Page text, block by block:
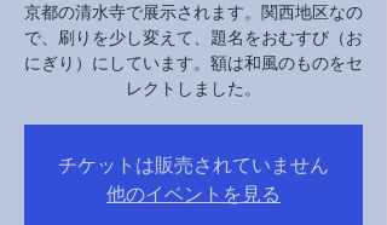
京都の清水寺で展示されます。関西地区なの
で、刷りを少し変えて、題名をおむすび（お
にぎり）にしています。額は和風のものをセ
レクトしました。
チケットは販売されていません
他のイベントを見る